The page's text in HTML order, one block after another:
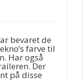
bevaret de
farve til
Har også
Der
på disse